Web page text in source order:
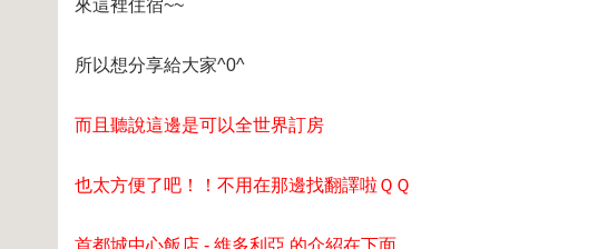
來這裡住宿~~
所以想分享給大家^0^
而且聽說這邊是可以全世界訂房
也太方便了吧！！不用在那邊找翻譯啦ＱＱ
首都城中心飯店 - 維多利亞 的介紹在下面